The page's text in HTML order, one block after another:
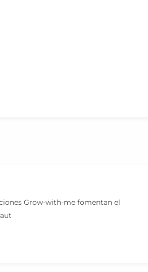
Grow-with-me fomentan el